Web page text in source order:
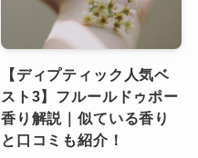
【ディプティック人気ベ
スト3】フルールドゥポー
香り解説｜似ている香り
と口コミも紹介！